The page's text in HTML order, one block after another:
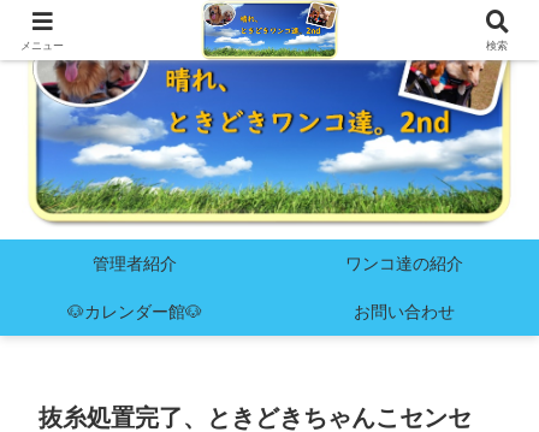
管理者紹介 ワンコ達の紹介
🐶カレンダー館🐶 お問い合わせ
抜糸処置完了、ときどきちゃんこセンセ
メニュー 検索